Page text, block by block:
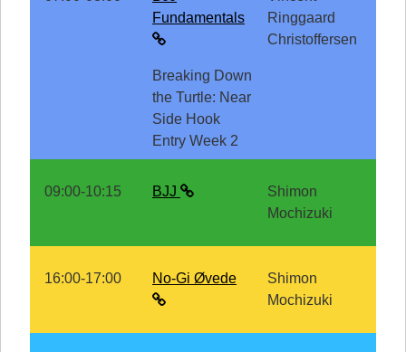
Fundamentals
Breaking Down
the Turtle: Near
Side Hook
Entry Week 2
Ringgaard
Christoffersen
09:00-10:15 BJJ
Shimon
Mochizuki
16:00-17:00 No-Gi Øvede
Shimon
Mochizuki